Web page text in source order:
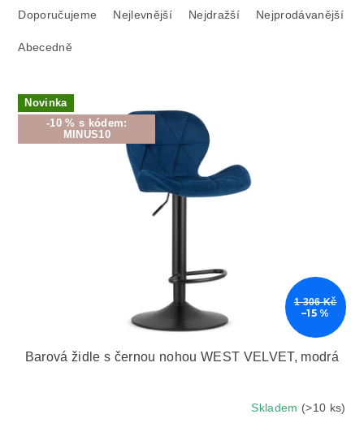
e
o
Doporučujeme Nejlevnější Nejdražší Nejprodávanější
Abecedně
V
ý Novinka
-10 % s kódem:
MINUS10
1 306 Kč
–15 %
Barová židle s černou nohou WEST VELVET, modrá
Skladem (>10 ks)